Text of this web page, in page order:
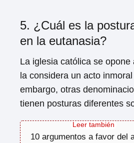
5. ¿Cuál es la
en la eutanasia?
La iglesia católica se opone
la considera un acto
embargo, otras
tienen posturas diferentes
10 argumentos a favor del